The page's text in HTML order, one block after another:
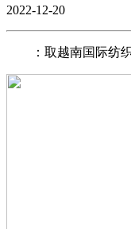
2022-12-20
：取越南国际纺织